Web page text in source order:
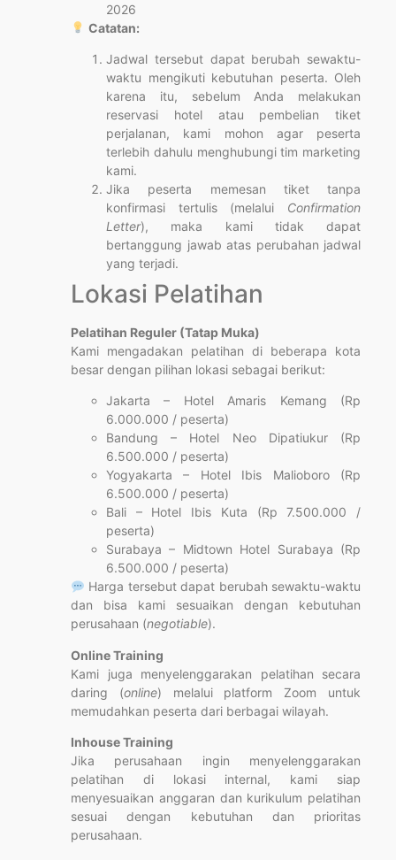
2026
Catatan:
Jadwal tersebut dapat berubah sewaktu-
waktu mengikuti kebutuhan peserta. Oleh
karena itu, sebelum Anda melakukan
reservasi hotel atau pembelian tiket
perjalanan, kami mohon agar peserta
terlebih dahulu menghubungi tim marketing
kami.
Jika peserta memesan tiket tanpa
konfirmasi tertulis (melalui Confirmation
Letter), maka kami tidak dapat
bertanggung jawab atas perubahan jadwal
yang terjadi.
Lokasi Pelatihan
Pelatihan Reguler (Tatap Muka)
Kami mengadakan pelatihan di beberapa kota
besar dengan pilihan lokasi sebagai berikut:
Jakarta – Hotel Amaris Kemang (Rp
6.000.000 / peserta)
Bandung – Hotel Neo Dipatiukur (Rp
6.500.000 / peserta)
Yogyakarta – Hotel Ibis Malioboro (Rp
6.500.000 / peserta)
Bali – Hotel Ibis Kuta (Rp 7.500.000 /
peserta)
Surabaya – Midtown Hotel Surabaya (Rp
6.500.000 / peserta)
Harga tersebut dapat berubah sewaktu-waktu
dan bisa kami sesuaikan dengan kebutuhan
perusahaan (negotiable).
Online Training
Kami juga menyelenggarakan pelatihan secara
daring (online) melalui platform Zoom untuk
memudahkan peserta dari berbagai wilayah.
Inhouse Training
Jika perusahaan ingin menyelenggarakan
pelatihan di lokasi internal, kami siap
menyesuaikan anggaran dan kurikulum pelatihan
sesuai dengan kebutuhan dan prioritas
perusahaan.